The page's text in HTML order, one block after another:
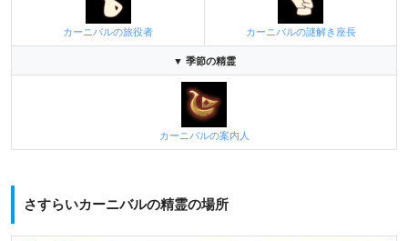
カーニバルの旅役者 カーニバルの謎解き座長
▼ 季節の精霊
カーニバルの案内人
さすらいカーニバルの精霊の場所